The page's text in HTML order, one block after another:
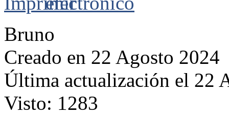
Bruno
Creado en 22 Agosto 2024
Última actualización el 22
Visto: 1283